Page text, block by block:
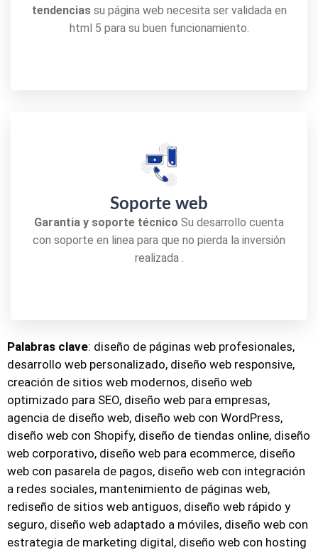
tendenciassu página web necesita ser validada en
html 5 para su buen funcionamiento.
Soporte web
Garantia y soporte técnico Su desarrollo cuenta
con soporte en linea para que no pierda la inversión
realizada .
Palabras clave: diseño de páginas web profesionales,
desarrollo web personalizado, diseño web responsive,
creación de sitios web modernos, diseño web
optimizado para SEO, diseño web para empresas,
agencia de diseño web, diseño web con WordPress,
diseño web con Shopify, diseño de tiendas online, diseño
web corporativo, diseño web para ecommerce, diseño
web con pasarela de pagos, diseño web con integración
a redes sociales, mantenimiento de páginas web,
rediseño de sitios web antiguos, diseño web rápido y
seguro, diseño web adaptado a móviles, diseño web con
estrategia de marketing digital, diseño web con hosting